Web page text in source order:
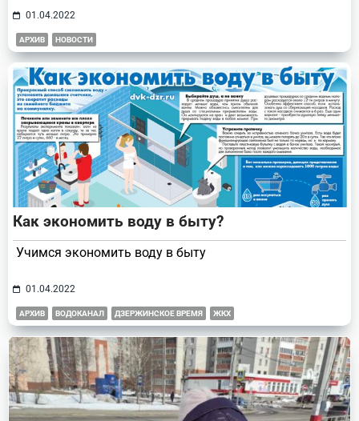
01.04.2022
АРХИВ НОВОСТИ
Как экономить воду в быту?
Учимся экономить воду в быту
01.04.2022
АРХИВ ВОДОКАНАЛ ДЗЕРЖИНСКОЕ ВРЕМЯ ЖКХ